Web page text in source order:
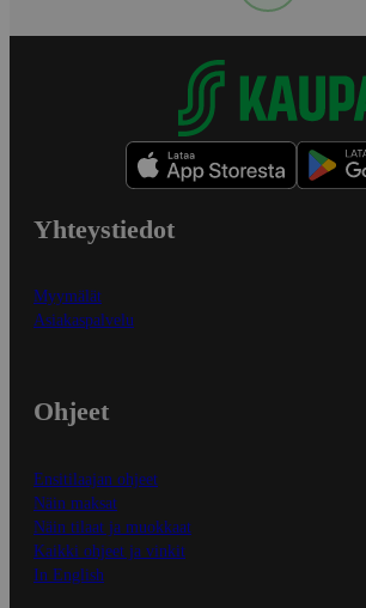
Yhteystiedot
Myymälät
Asiakaspalvelu
Ohjeet
Ensitilaajan ohjeet
Näin maksat
Näin tilaat ja muokkaat
Kaikki ohjeet ja vinkit
In English